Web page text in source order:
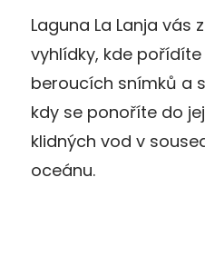
Laguna La Lanja vás
vyhlídky, kde
beroucích snímků a
kdy se ponoříte do
klidných vod v
oceánu.